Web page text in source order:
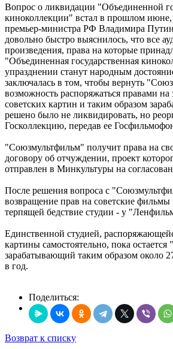
Вопрос о ликвидации "Объединенной
киноколлекции" встал в прошлом июне,
премьер-министра РФ Владимира
довольно быстро выяснилось, что все
произведения, права на которые
"Объединенная государственная
упразднении станут народным
заключалась в том, чтобы вернуть
возможность распоряжаться правами
советских картин и таким образом
решено было не ликвидировать, но
Госколлекцию, передав ее
"Союзмультфильм" получит права на
договору об отчуждении, проект
отправлен в Минкультуры на
После решения вопроса с
возвращение прав на советские
терпящей бедствие студии - у
Единственной студией,
картины самостоятельно, пока
зарабатывающий таким образом около
в год.
Поделиться:
Возврат к списку